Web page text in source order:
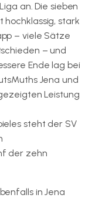
an. Die sieben
hochklassig, stark
– viele Sätze
– und
Ende lag bei
Jena und
Leistung
steht der SV
der zehn
in Jena